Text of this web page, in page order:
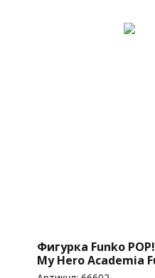
Фигурка Funko
My Hero Academia
Tokoyami (Black